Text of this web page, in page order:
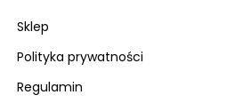
Sklep
Polityka prywatności
Regulamin